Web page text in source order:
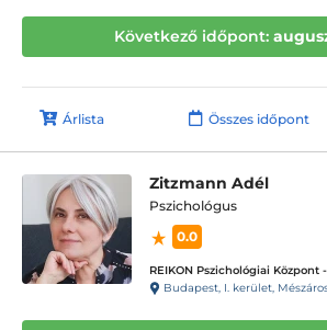
Következő időpont:
Árlista Összes időpont
Zitzmann Adél
Pszichológus
0.0
REIKON Pszichológiai Központ
Budapest, I. kerület,